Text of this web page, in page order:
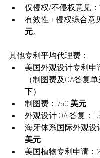
仅侵权/不侵权意见：
有效性 + 侵权综合意
元。
其他专利平均代理费：
美国外观设计专利申
（制图费及OA答复
下）
制图费：750 美元
外观设计 OA 答复：
海牙体系国际外观设
美元
美国植物专利申请：